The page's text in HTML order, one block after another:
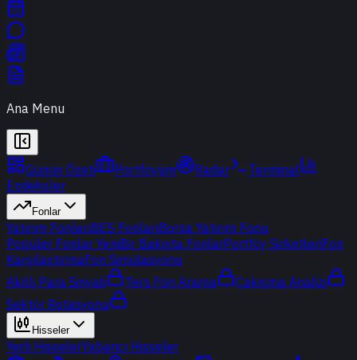
Ana Menu
Günün Özeti Portföyüm Radar
Terminal
Endeksler
Fonlar
Yatırım FonlarıBES FonlarıBorsa Yatırım Fonu
Popüler Fonlar YeniBir Bakışta FonlarPortföy ŞirketleriFon
KarşılaştırmaFon Simülasyonu
Akıllı Para Sinyali
Ters Fon Arama
Çakışma Analizi
Sektör Rotasyonu
Hisseler
Yerli HisselerYabancı Hisseler